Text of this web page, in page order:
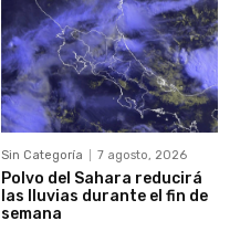
Sin Categoría 7 agosto, 2026
Polvo del Sahara reducirá
las lluvias durante el fin de
semana